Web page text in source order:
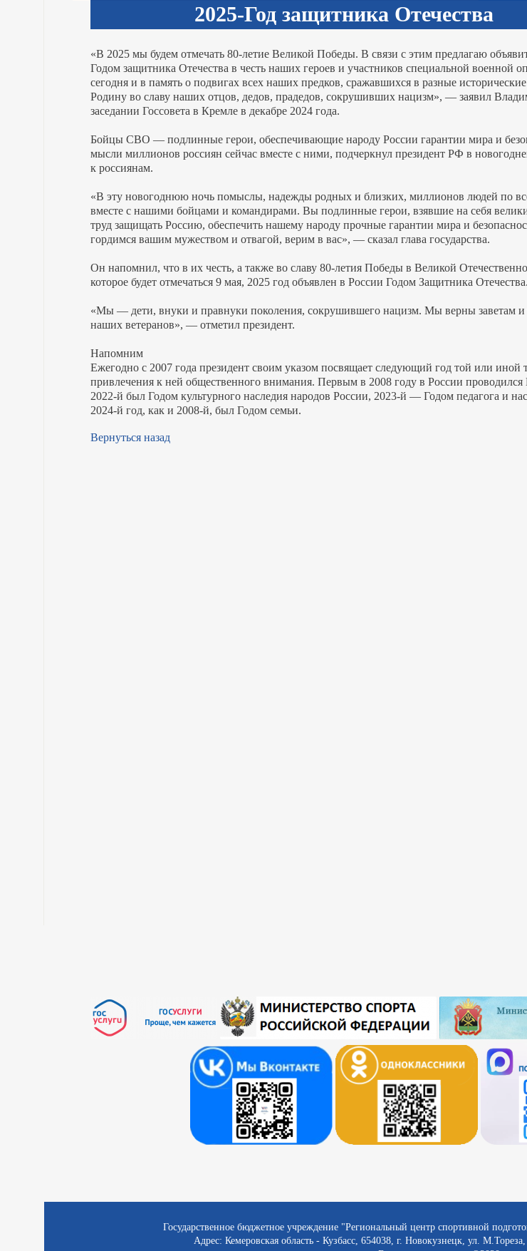
2025-Год защитника Отечества
«В 2025 мы будем отмечать 80-летие Великой Победы. В связи с этим предлагаю
Годом защитника Отечества в честь наших героев и участников специальной военной
сегодня и в память о подвигах всех наших предков, сражавшихся в разные
Родину во славу наших отцов, дедов, прадедов, сокрушивших нацизм», — заявил
заседании Госсовета в Кремле в декабре 2024 года.
Бойцы СВО — подлинные герои, обеспечивающие народу России гарантии мира и
мысли миллионов россиян сейчас вместе с ними, подчеркнул президент РФ в
к россиянам.
«В эту новогоднюю ночь помыслы, надежды родных и близких, миллионов людей по
вместе с нашими бойцами и командирами. Вы подлинные герои, взявшие на себя
труд защищать Россию, обеспечить нашему народу прочные гарантии мира и
гордимся вашим мужеством и отвагой, верим в вас», — сказал глава государства.
Он напомнил, что в их честь, а также во славу 80-летия Победы в Великой
которое будет отмечаться 9 мая, 2025 год объявлен в России Годом Защитника Отечества.
«Мы — дети, внуки и правнуки поколения, сокрушившего нацизм. Мы верны заветам и
наших ветеранов», — отметил президент.
Напомним
Ежегодно с 2007 года президент своим указом посвящает следующий год той или иной
привлечения к ней общественного внимания. Первым в 2008 году в России проводился
2022-й был Годом культурного наследия народов России, 2023-й — Годом педагога и
2024-й год, как и 2008-й, был Годом семьи.
Вернуться назад
Государственное бюджетное учреждение "Региональный центр спортивной
Адрес: Кемеровская область - Кузбасс, 654038, г. Новокузнецк, ул.